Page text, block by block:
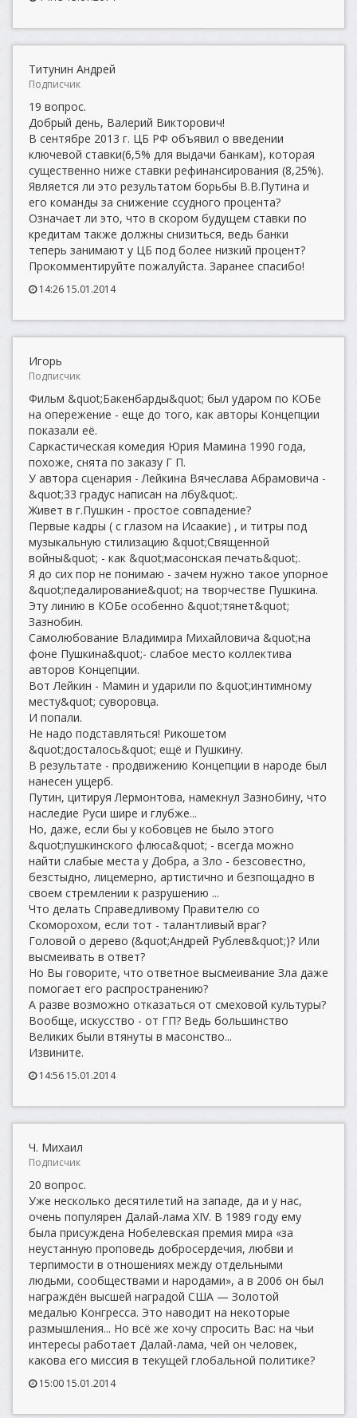
Титунин Андрей
Подписчик
19 вопрос.
Добрый день, Валерий Викторович!
В сентябре 2013 г. ЦБ РФ объявил о введении
ключевой ставки(6,5% для выдачи банкам), которая
существенно ниже ставки рефинансирования (8,25%).
Является ли это результатом борьбы В.В.Путина и
его команды за снижение ссудного процента?
Означает ли это, что в скором будущем ставки по
кредитам также должны снизиться, ведь банки
теперь занимают у ЦБ под более низкий процент?
Прокомментируйте пожалуйста. Заранее спасибо!
14:26 15.01.2014
Игорь
Подписчик
Фильм &quot;Бакенбарды&quot; был ударом по КОБе
на опережение - еще до того, как авторы Концепции
показали её.
Саркастическая комедия Юрия Мамина 1990 года,
похоже, снята по заказу Г П.
У автора сценария - Лейкина Вячеслава Абрамовича -
&quot;33 градус написан на лбу&quot;.
Живет в г.Пушкин - простое совпадение?
Первые кадры ( с глазом на Исаакие) , и титры под
музыкальную стилизацию &quot;Священной
войны&quot; - как &quot;масонская печать&quot;.
Я до сих пор не понимаю - зачем нужно такое упорное
&quot;педалирование&quot; на творчестве Пушкина.
Эту линию в КОБе особенно &quot;тянет&quot;
Зазнобин.
Самолюбование Владимира Михайловича &quot;на
фоне Пушкина&quot;- слабое место коллектива
авторов Концепции.
Вот Лейкин - Мамин и ударили по &quot;интимному
месту&quot; суворовца.
И попали.
Не надо подставляться! Рикошетом
&quot;досталось&quot; ещё и Пушкину.
В результате - продвижению Концепции в народе был
нанесен ущерб.
Путин, цитируя Лермонтова, намекнул Зазнобину, что
наследие Руси шире и глубже...
Но, даже, если бы у кобовцев не было этого
&quot;пушкинского флюса&quot; - всегда можно
найти слабые места у Добра, а Зло - безсовестно,
безстыдно, лицемерно, артистично и безпощадно в
своем стремлении к разрушению ...
Что делать Справедливому Правителю со
Скоморохом, если тот - талантливый враг?
Головой о дерево (&quot;Андрей Рублев&quot;)? Или
высмеивать в ответ?
Но Вы говорите, что ответное высмеивание Зла даже
помогает его распространению?
А разве возможно отказаться от смеховой культуры?
Вообще, искусство - от ГП? Ведь большинство
Великих были втянуты в масонство...
Извините.
14:56 15.01.2014
Ч. Михаил
Подписчик
20 вопрос.
Уже несколько десятилетий на западе, да и у нас,
очень популярен Далай-лама XIV. В 1989 году ему
была присуждена Нобелевская премия мира «за
неустанную проповедь добросердечия, любви и
терпимости в отношениях между отдельными
людьми, сообществами и народами», а в 2006 он был
награждён высшей наградой США — Золотой
медалью Конгресса. Это наводит на некоторые
размышления... Но всё же хочу спросить Вас: на чьи
интересы работает Далай-лама, чей он человек,
какова его миссия в текущей глобальной политике?
15:00 15.01.2014